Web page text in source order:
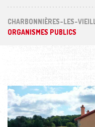
CHARBONNIÈRES-LES-
ORGANISMES PUBLICS